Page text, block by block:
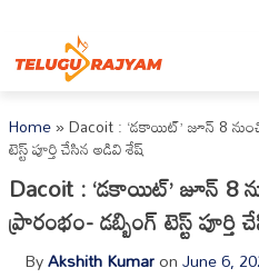
Home»Dacoit : ‘డకాయిట్’ జూన్ 8
టెస్ట్ పూర్తి చేసిన అడివి శేష్
Dacoit : ‘డకాయిట్’ జూన్ 8
ప్రారంభం- డబ్బింగ్ టెస్ట్
ByAkshith KumaronJune 6,